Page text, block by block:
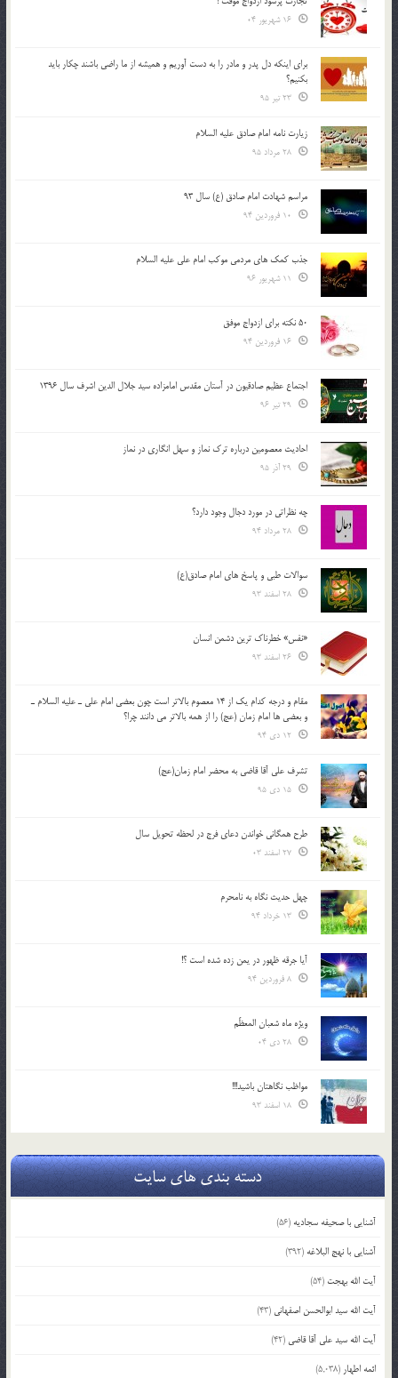
براي اينكه دل پدر و مادر را به دست آوريم و هميشه از ما راضي باشند چكار بايد
بكنيم؟
زیارت نامه امام صادق علیه السلام
مراسم شهادت امام صادق (ع) سال 93
جذب کمک های مردمی موکب امام علی علیه السلام
50 نکته برای ازدواج موفق
اجتماع عظیم صادقیون در آستان مقدس امامزاده سید جلال الدین اشرف سال 1396
احادیث معصومین درباره ترک نماز و سهل انگاری در نماز
چه نظراتی در مورد دجال وجود دارد؟
سوالات طبی و پاسخ های امام صادق(ع)
«نفس» خطرناک ترین دشمن انسان
مقام و درجه كدام يك از 14 معصوم بالاتر است چون بعضي امام علي ـ عليه السلام ـ
و بعضي ها امام زمان (عج) را از همه بالاتر مي دانند چرا؟
تشرف علي آقا قاضي به محضر امام زمان(عج)
طرح همگانی خواندن دعای فرج در لحظه تحویل سال
چهل حدیث نگاه به نامحرم
آیا جرقه ظهور در یمن زده شده است ؟!
ویژه ماه شعبان المعظّم
مواظب نگاهتان باشید!!!
دسته بندی های سایت
آشنایی با صحیفه سجادیه (56)
آشنایی با نهج البلاغه (392)
آیت الله بهجت (54)
آیت الله سید ابوالحسن اصفهانی (43)
آیت الله سید علی آقا قاضی (42)
ائمه اطهار (5,038)